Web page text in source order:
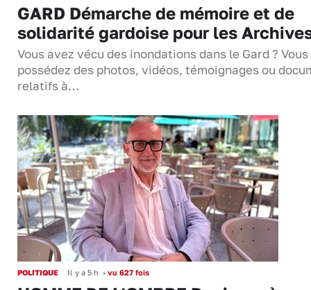
GARD Démarche de mémoire et de
solidarité gardoise pour les
Vous avez vécu des inondations dans le Gard ? Vous
possédez des photos, vidéos, témoignages ou
relatifs à…
POLITIQUE Il y a 5 h • vu 627 fois